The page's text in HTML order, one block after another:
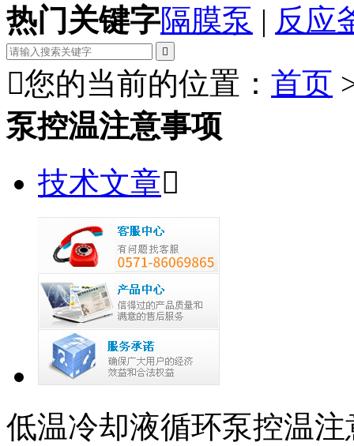
热门关键字隔膜泵 | 反应

您的当前的位置： 首页
泵控温注意事项
技术文章
低温冷却液循环泵控温注